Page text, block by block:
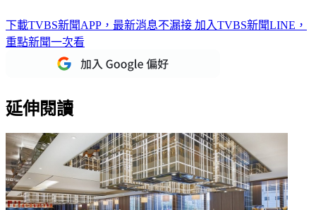
下載TVBS新聞APP，最新消息不漏接 加入TVBS新聞LINE，
重點新聞一次看
延伸閱讀